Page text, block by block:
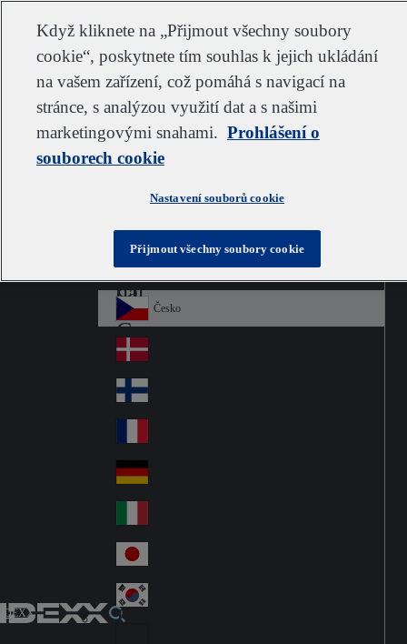
Go to home
Jump to navigation
Jump to content
Zákaznická podpora Kontaktujte nás Odebírat Kariéra ve společnosti IDEXX
IDEXX
Czech
Au
str
ali
Australia
Au
Österreich
azi
Ca
na
da
Canada
Ch
ina
中国大陆
Cz
ec
h
Česko
De
nm
ark
Fin
d
Fra
nc
e
Ge
an
y
Ital
y
Jap
an
Ko
Když kliknete na „Přijmout všechny soubory
cookie“, poskytnete tím souhlas k jejich ukládání
na vašem zařízení, což pomáhá s navigací na
stránce, s analýzou využití dat a s našimi
marketingovými snahami. Prohlášení o
souborech cookie
Nastavení souborů cookie
Přijmout všechny soubory cookie